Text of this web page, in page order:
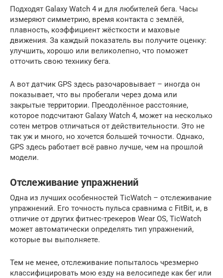
Подходят Galaxy Watch 4 и для любителей бега. Часы
измеряют симметрию, время контакта с землёй,
плавность, коэффициент жёсткости и маховые
движения. За каждый показатель вы получите оценку:
улучшить, хорошо или великолепно, что поможет
отточить свою технику бега.
А вот датчик GPS здесь разочаровывает – иногда он
показывает, что вы пробегали через дома или
закрытые территории. Преодолённое расстояние,
которое подсчитают Galaxy Watch 4, может на несколько
сотен метров отличаться от действительности. Это не
так уж и много, но хочется большей точности. Однако,
GPS здесь работает всё равно лучше, чем на прошлой
модели.
Отслеживание упражнений
Одна из лучших особенностей TicWatch – отслеживание
упражнений. Его точность пульса сравнима с FitBit, и, в
отличие от других фитнес-трекеров Wear OS, TicWatch
может автоматически определять тип упражнений,
которые вы выполняете.
Тем не менее, отслеживание попыталось чрезмерно
классифицировать мою езду на велосипеде как бег или